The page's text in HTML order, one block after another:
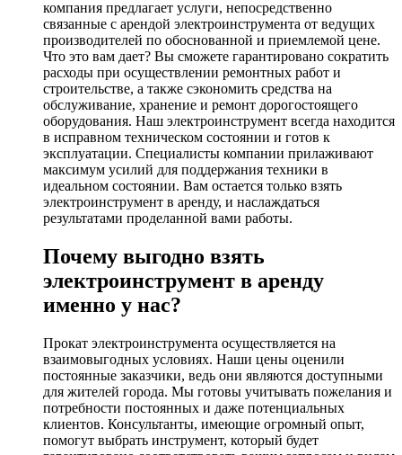
компания предлагает услуги, непосредственно
связанные с арендой электроинструмента от ведущих
производителей по обоснованной и приемлемой цене.
Что это вам дает? Вы сможете гарантировано сократить
расходы при осуществлении ремонтных работ и
строительстве, а также сэкономить средства на
обслуживание, хранение и ремонт дорогостоящего
оборудования. Наш электроинструмент всегда находится
в исправном техническом состоянии и готов к
эксплуатации. Специалисты компании прилаживают
максимум усилий для поддержания техники в
идеальном состоянии. Вам остается только взять
электроинструмент в аренду, и наслаждаться
результатами проделанной вами работы.
Почему выгодно взять
электроинструмент в аренду
именно у нас?
Прокат электроинструмента осуществляется на
взаимовыгодных условиях. Наши цены оценили
постоянные заказчики, ведь они являются доступными
для жителей города. Мы готовы учитывать пожелания и
потребности постоянных и даже потенциальных
клиентов. Консультанты, имеющие огромный опыт,
помогут выбрать инструмент, который будет